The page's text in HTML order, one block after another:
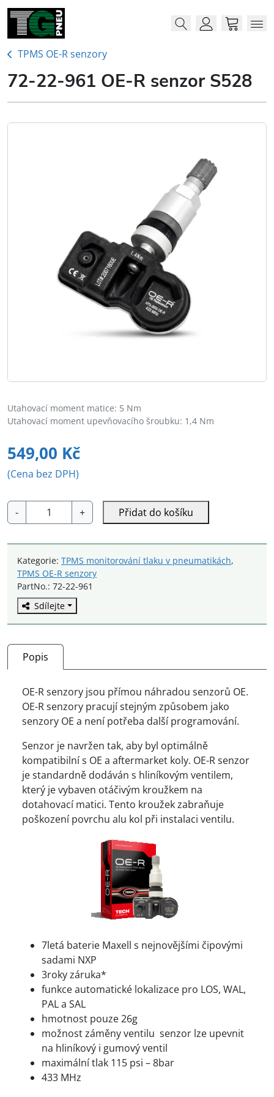
TPMS OE-R senzory
72-22-961 OE-R senzor S528
Utahovací moment matice: 5 Nm
Utahovací moment upevňovacího šroubku: 1,4 Nm
549,00 Kč
(Cena bez DPH)
-
72-
22-
senzor
S528
množství
+ Přidat do košíku
Kategorie: TPMS monitorování tlaku v pneumatikách,
TPMS OE-R senzory
PartNo.: 72-22-961
Sdílejte
Popis
OE-R senzory jsou přímou náhradou senzorů OE.
OE-R senzory pracují stejným způsobem jako
senzory OE a není potřeba další programování.
Senzor je navržen tak, aby byl optimálně
kompatibilní s OE a aftermarket koly. OE-R senzor
je standardně dodáván s hliníkovým ventilem,
který je vybaven otáčivým kroužkem na
dotahovací matici. Tento kroužek zabraňuje
poškození povrchu alu kol při instalaci ventilu.
7letá baterie Maxell s nejnovějšími čipovými
sadami NXP
3roky záruka*
funkce automatické lokalizace pro LOS, WAL,
PAL a SAL
hmotnost pouze 26g
možnost záměny ventilu senzor lze upevnit
na hliníkový i gumový ventil
maximální tlak 115 psi – 8bar
433 MHz